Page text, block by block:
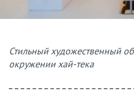
Стильный художественный
окружении хай-тека